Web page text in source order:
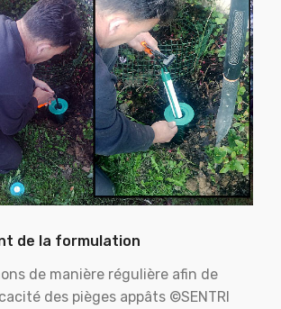
de la formulation
de manière régulière afin de
des pièges appâts ©SENTRI